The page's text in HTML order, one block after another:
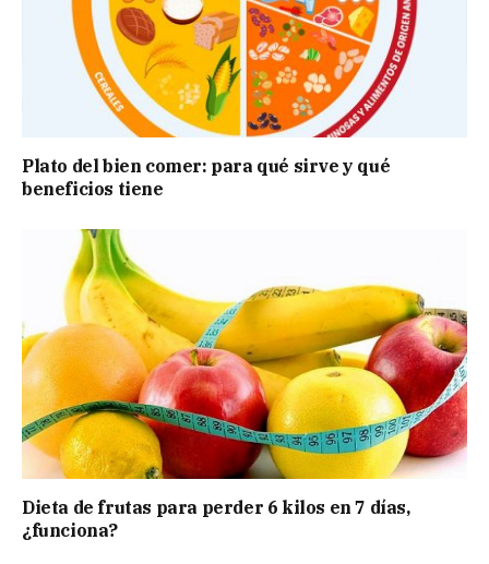
Plato del bien comer: para qué sirve y qué
beneficios tiene
Dieta de frutas para perder 6 kilos en 7 días,
¿funciona?